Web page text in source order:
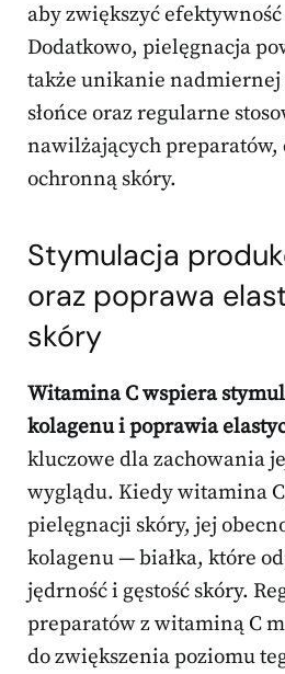
aby zwiększyć
Dodatkowo, pielęgnacja
także unikanie nadmiernej
słońce oraz regularne
nawilżających preparatów,
ochronną skóry.
Stymulacja
oraz poprawa
skóry
Witamina C wspiera
kolagenu i poprawia
kluczowe dla zachowania
wyglądu. Kiedy witamina
pielęgnacji skóry, jej
kolagenu — białka, które
jędrność i gęstość skóry.
preparatów z witaminą C
do zwiększenia poziomu